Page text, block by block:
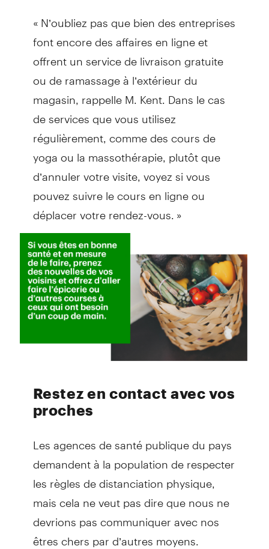
« N’oubliez pas que bien des entreprises
font encore des affaires en ligne et
offrent un service de livraison gratuite
ou de ramassage à l’extérieur du
magasin, rappelle M. Kent. Dans le cas
de services que vous utilisez
régulièrement, comme des cours de
yoga ou la massothérapie, plutôt que
d’annuler votre visite, voyez si vous
pouvez suivre le cours en ligne ou
déplacer votre rendez-vous. »
Restez en contact avec vos
proches
Les agences de santé publique du pays
demandent à la population de respecter
les règles de distanciation physique,
mais cela ne veut pas dire que nous ne
devrions pas communiquer avec nos
êtres chers par d’autres moyens.